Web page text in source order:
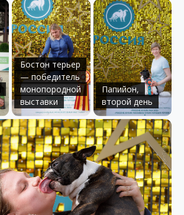
Бостон терьер
— победитель
монопородной
выставки
Папийон,
второй день